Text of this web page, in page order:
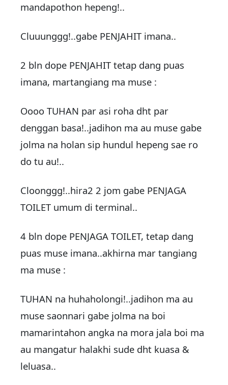
mandapothon hepeng!..
Cluuunggg!..gabe PENJAHIT imana..
2 bln dope PENJAHIT tetap dang puas
imana, martangiang ma muse :
Oooo TUHAN par asi roha dht par
denggan basa!..jadihon ma au muse gabe
jolma na holan sip hundul hepeng sae ro
do tu au!..
Cloonggg!..hira2 2 jom gabe PENJAGA
TOILET umum di terminal..
4 bln dope PENJAGA TOILET, tetap dang
puas muse imana..akhirna mar tangiang
ma muse :
TUHAN na huhaholongi!..jadihon ma au
muse saonnari gabe jolma na boi
mamarintahon angka na mora jala boi ma
au mangatur halakhi sude dht kuasa &
leluasa..